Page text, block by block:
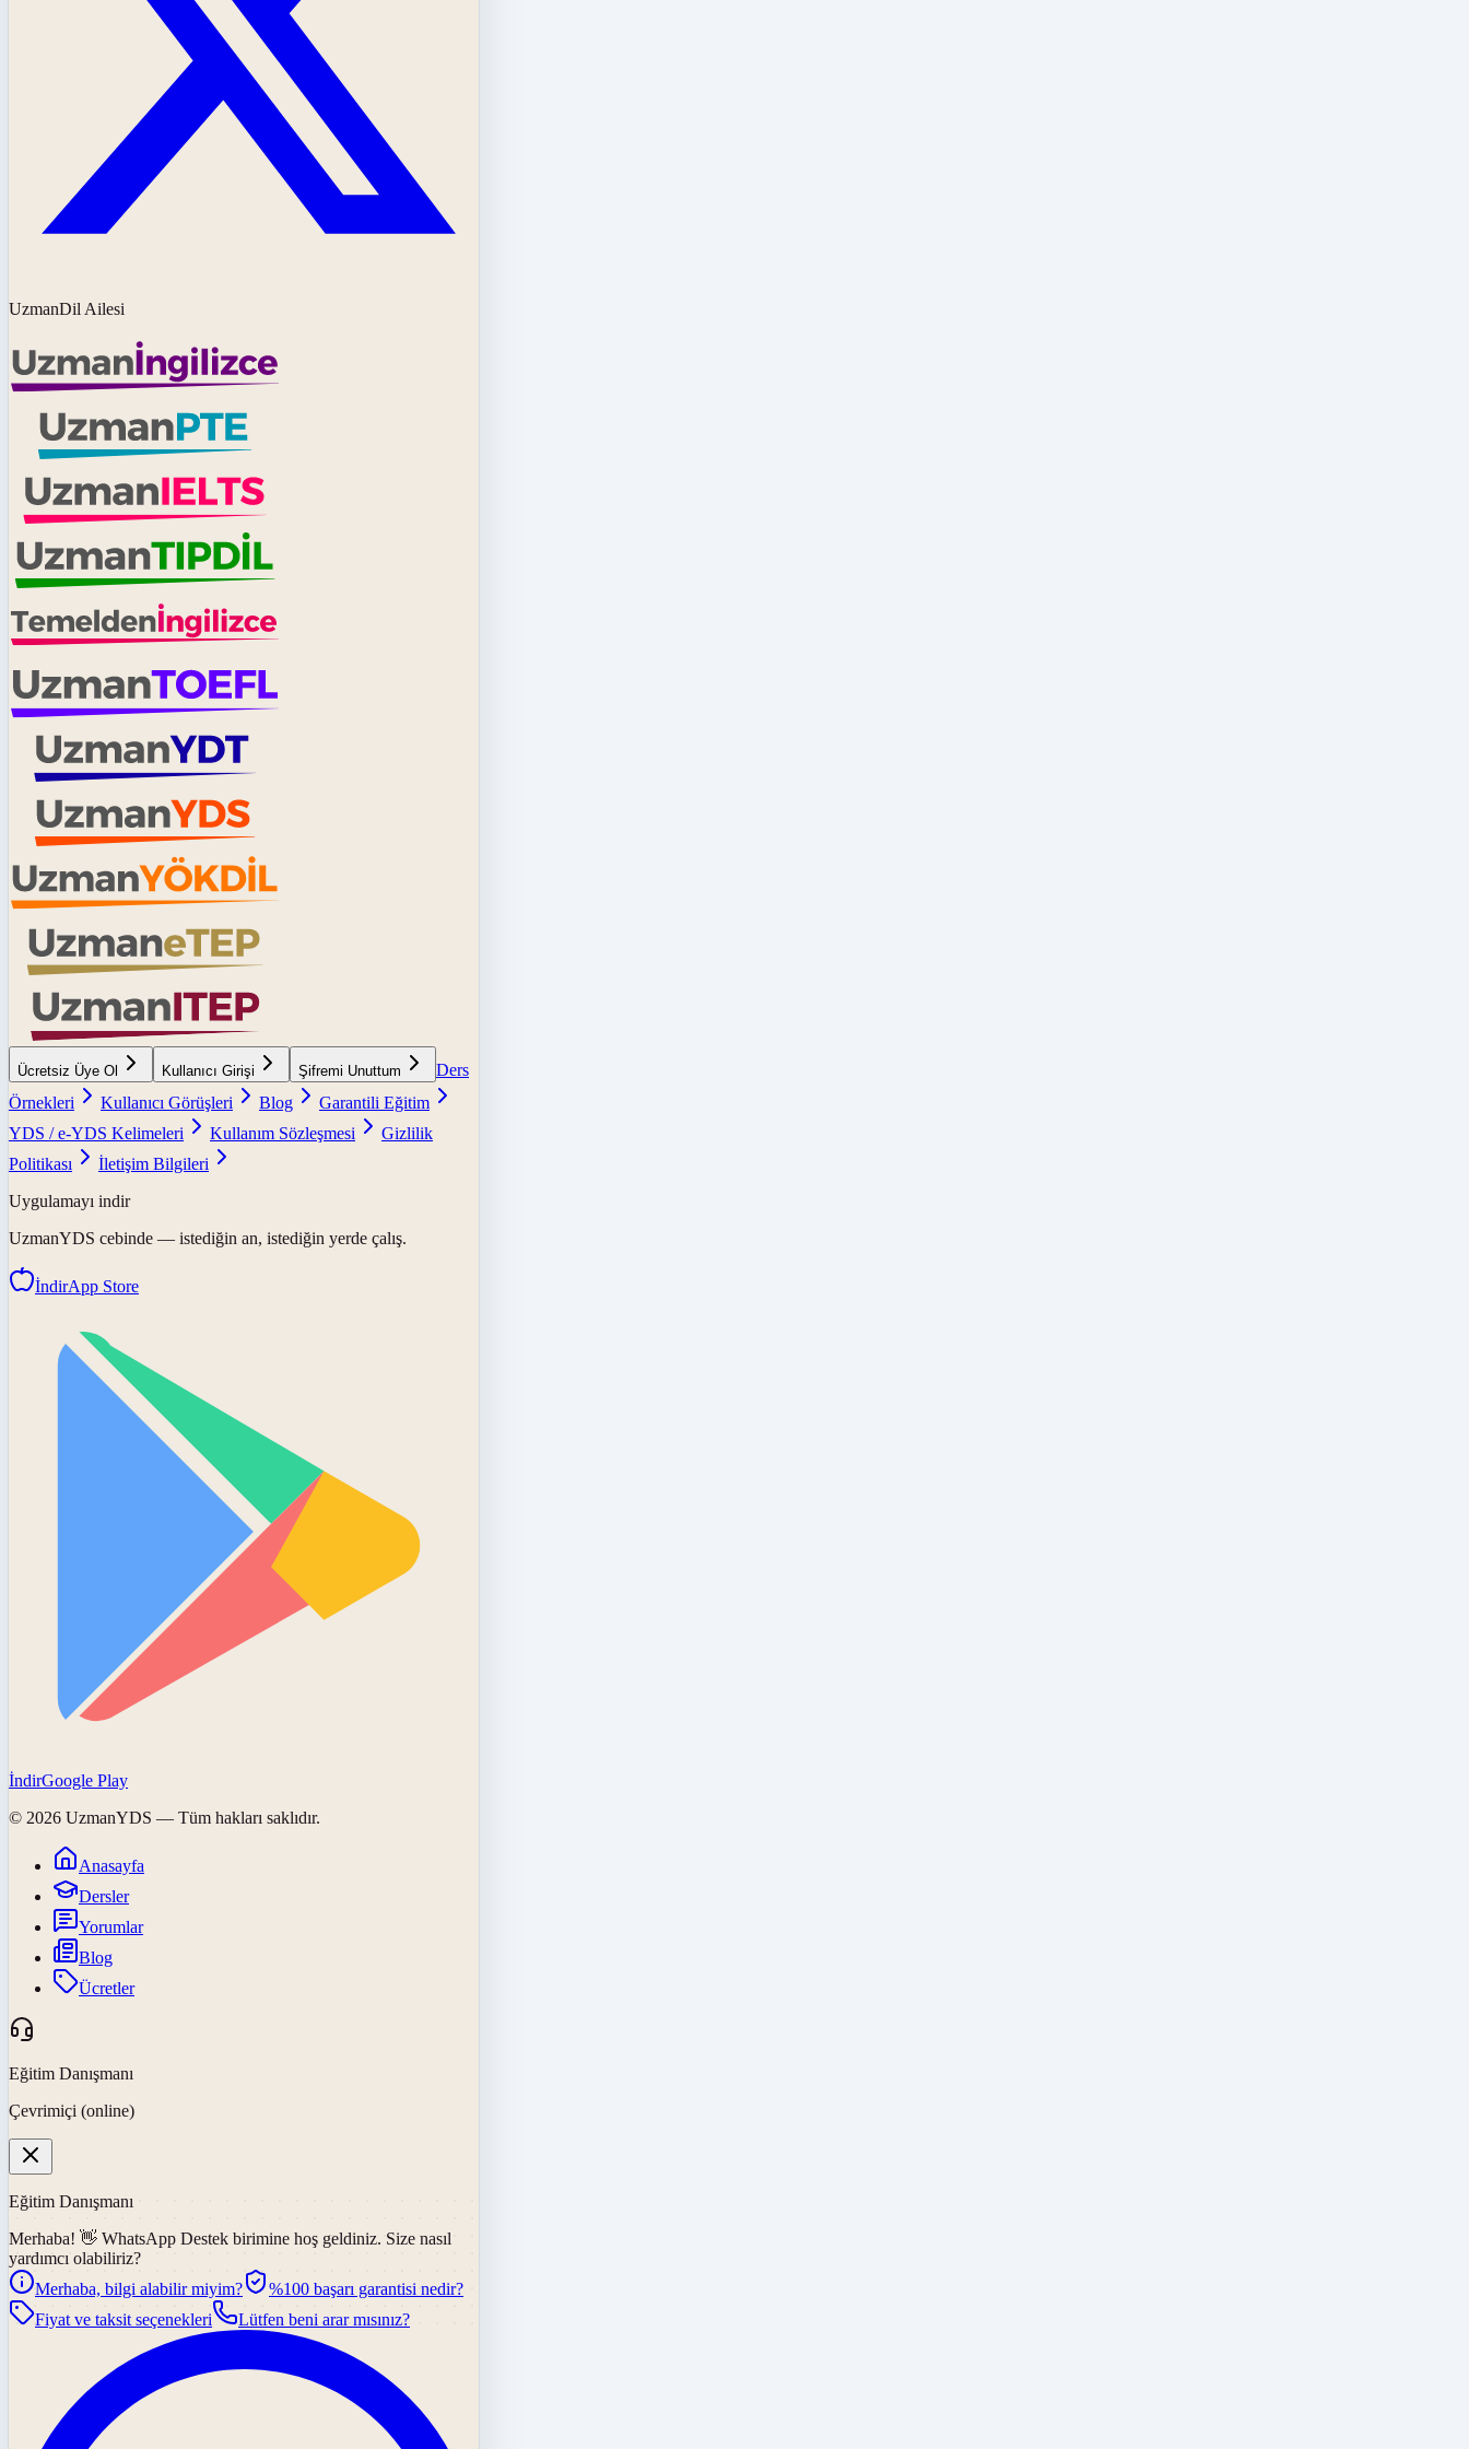
UzmanDil Ailesi
Ücretsiz Üye Ol Kullanıcı Girişi Şifremi Unuttum
Ders
Örnekleri
Kullanıcı Görüşleri Blog
Garantili Eğitim
YDS / e-YDS Kelimeleri
Kullanım Sözleşmesi
Gizlilik
Politikası
İletişim Bilgileri
Uygulamayı indir
UzmanYDS cebinde — istediğin an, istediğin yerde çalış.
İndirApp Store
İndirGoogle Play
© 2026 UzmanYDS — Tüm hakları saklıdır.
Anasayfa
Dersler
Yorumlar
Blog
Ücretler
Eğitim Danışmanı
Çevrimiçi (online)
Eğitim Danışmanı
Merhaba! 👋 WhatsApp Destek birimine hoş geldiniz. Size nasıl
yardımcı olabiliriz?
Merhaba, bilgi alabilir miyim?
%100 başarı garantisi nedir?
Fiyat ve taksit seçenekleri
Lütfen beni arar mısınız?